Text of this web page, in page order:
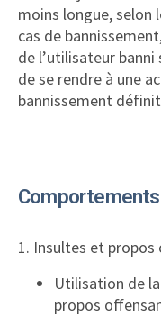
moins longue, selon
cas de
de l’utilisateur
de se rendre à une
bannissement
1. Insultes et propos
Utilisation de
propos